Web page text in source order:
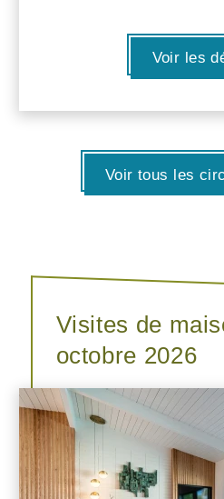
Voir les
Voir tous les
Visites de
octobre 2026